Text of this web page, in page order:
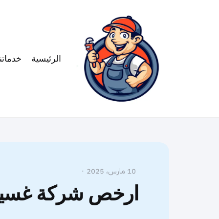
الرئيسية
10 مارس، 2025
ارخص شركة